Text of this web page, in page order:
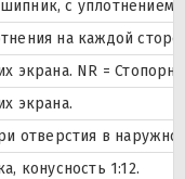
с уплотнением
на каждой
экрана. NR =
экрана.
отверстия в
конусность 1:12.